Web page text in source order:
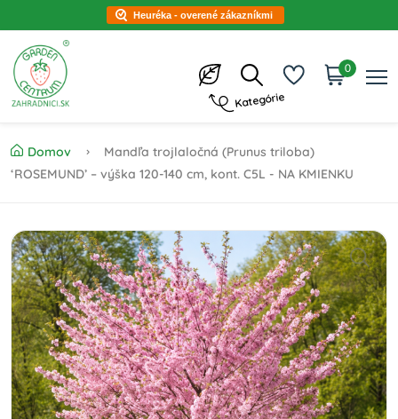
Heuréka - overené zákazníkmi
Kategórie
0
Domov
Mandľa trojlaločná (Prunus triloba)
‘ROSEMUND’ – výška 120-140 cm, kont. C5L - NA KMIENKU